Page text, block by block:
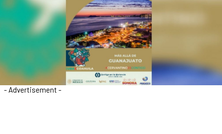
- Advertisement -